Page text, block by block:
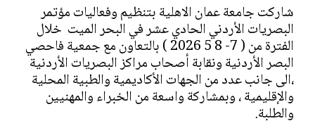
شاركت جامعة عمان الاهلية بتنظيم وفعاليات مؤتمر
البصريات الأردني الحادي عشر في البحر الميت خلال
الفترة من ( 7- 8 5 2026 ) بالتعاون مع جمعية فاحصي
البصر الأردنية ونقابة أصحاب مراكز البصريات الأردنية
،الى جانب عدد من الجهات الأكاديمية والطبية المحلية
والإقليمية ، وبمشاركة واسعة من الخبراء والمهنيين
والطلبة.